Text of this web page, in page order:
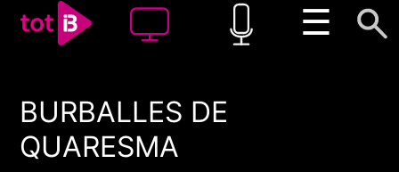
☰
00:00 00:00
1x
BURBALLES DE
QUARESMA